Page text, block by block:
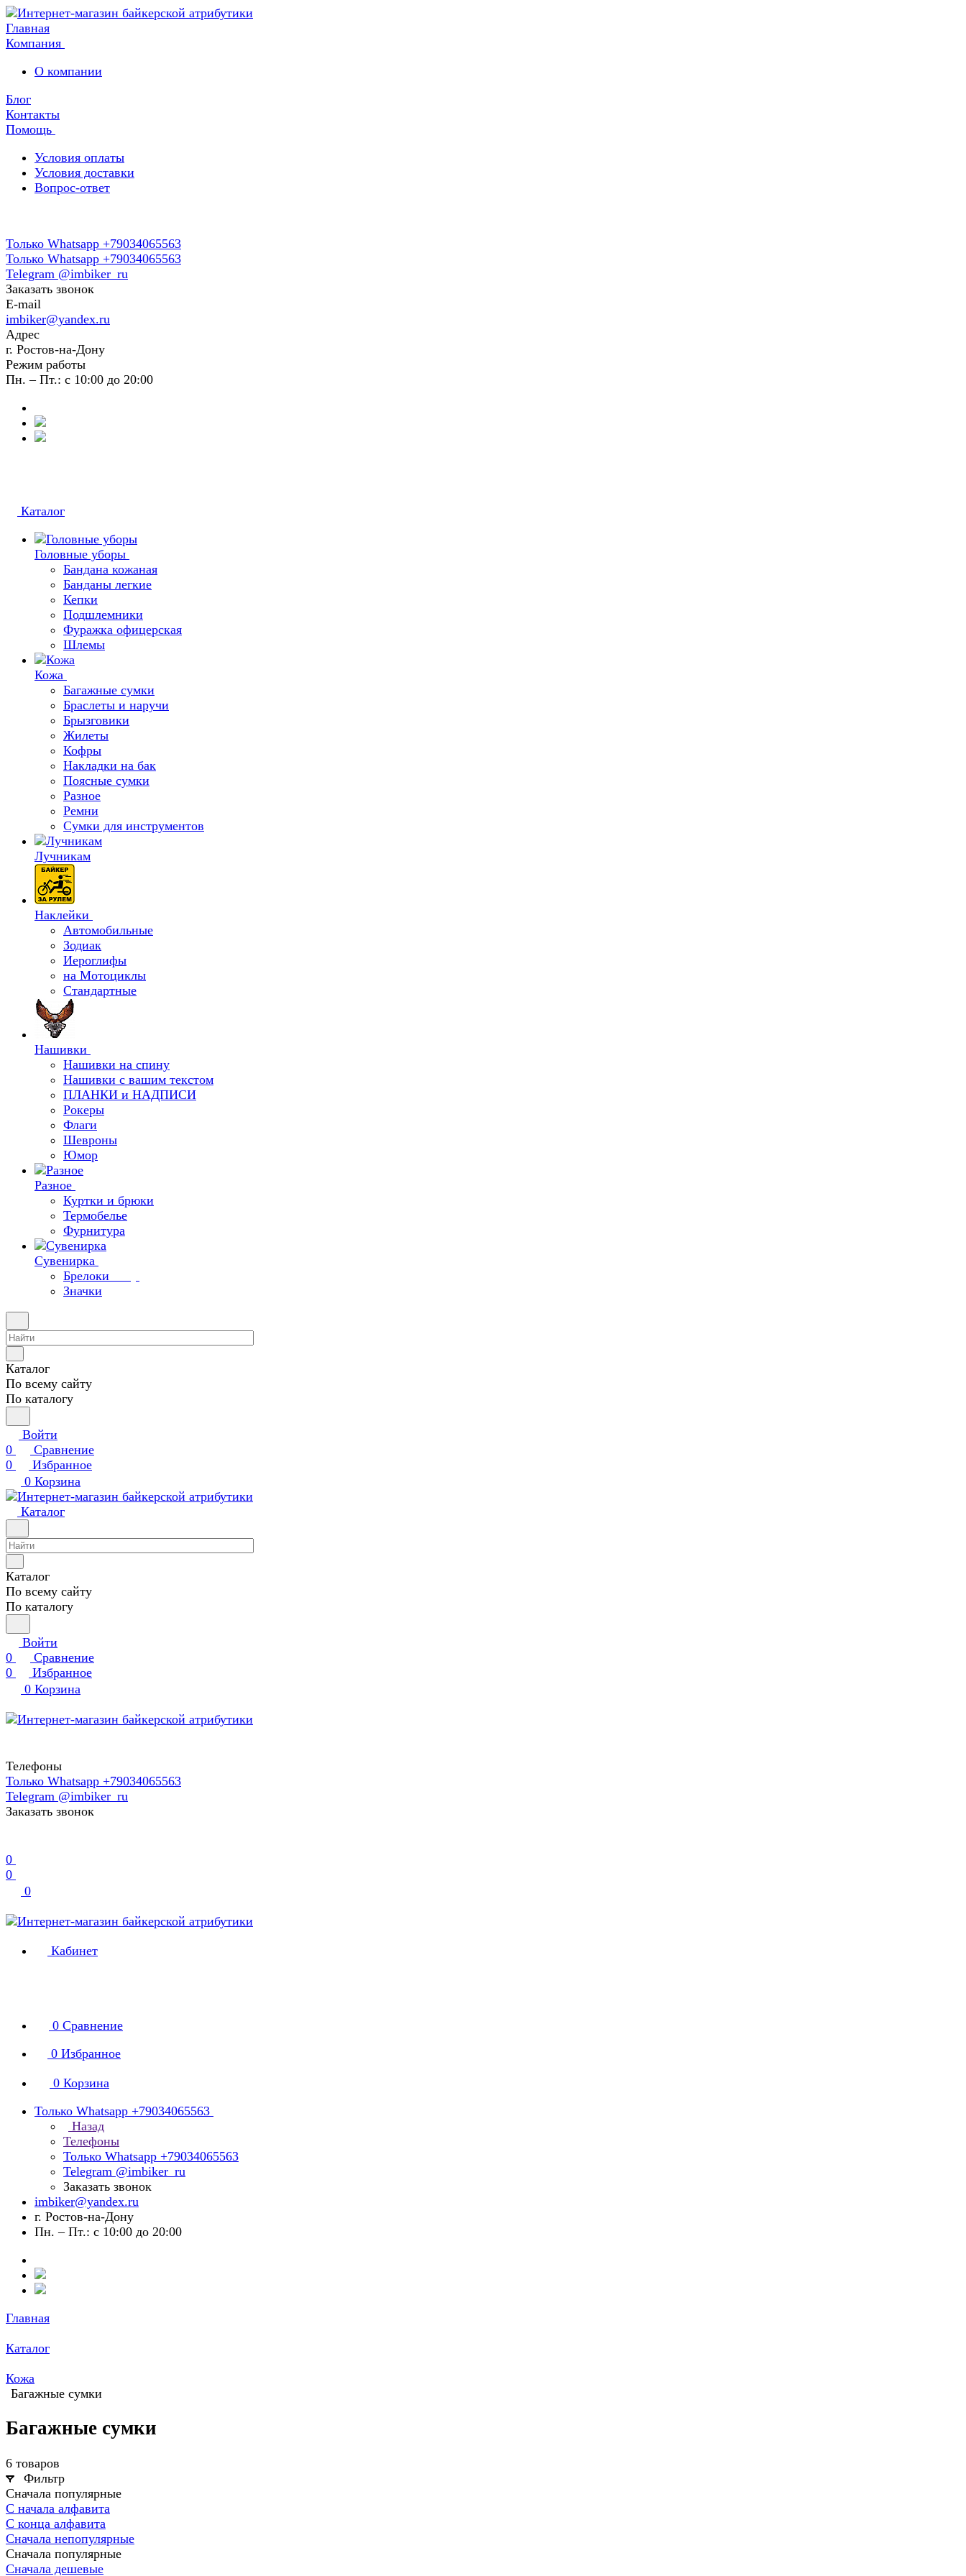
Главная
Компания
О компании
Блог
Контакты
Помощь
Условия оплаты
Условия доставки
Вопрос-ответ
Только Whatsapp +79034065563
Только Whatsapp +79034065563
Telegram @imbiker_ru
Заказать звонок
E-mail
imbiker@yandex.ru
Адрес
г. Ростов-на-Дону
Режим работы
Пн. – Пт.: с 10:00 до 20:00
Каталог
Головные уборы
Бандана кожаная
Банданы легкие
Кепки
Подшлемники
Фуражка офицерская
Шлемы
Кожа
Багажные сумки
Браслеты и наручи
Брызговики
Жилеты
Кофры
Накладки на бак
Поясные сумки
Разное
Ремни
Сумки для инструментов
Лучникам
Наклейки
Автомобильные
Зодиак
Иероглифы
на Мотоциклы
Стандартные
Нашивки
Нашивки на спину
Нашивки с вашим текстом
ПЛАНКИ и НАДПИСИ
Рокеры
Флаги
Шевроны
Юмор
Разное
Куртки и брюки
Термобелье
Фурнитура
Сувенирка
Брелоки
Значки
Каталог
По всему сайту
По каталогу
Войти
0
Сравнение
0
Избранное
0 Корзина
Каталог
Каталог
По всему сайту
По каталогу
Войти
0
Сравнение
0
Избранное
0 Корзина
Телефоны
Только Whatsapp +79034065563
Telegram @imbiker_ru
Заказать звонок
0
0
0
Кабинет
0 Сравнение
0 Избранное
0 Корзина
Только Whatsapp +79034065563
Назад
Телефоны
Только Whatsapp +79034065563
Telegram @imbiker_ru
Заказать звонок
imbiker@yandex.ru
г. Ростов-на-Дону
Пн. – Пт.: с 10:00 до 20:00
Главная
Каталог
Кожа
Багажные сумки
Багажные сумки
6 товаров
Фильтр
Сначала популярные
С начала алфавита
С конца алфавита
Сначала непопулярные
Сначала популярные
Сначала дешевые